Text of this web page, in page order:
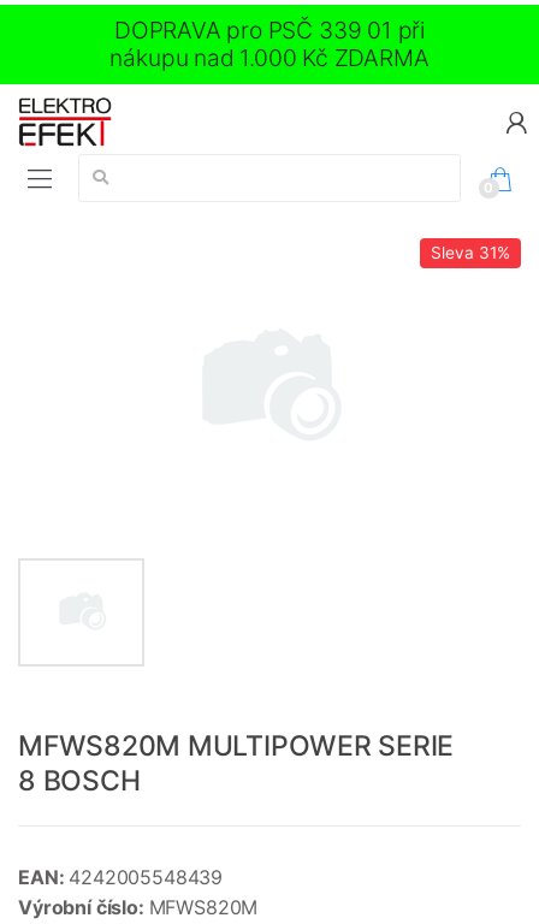
DOPRAVA pro PSČ 339 01 při
nákupu nad 1.000 Kč ZDARMA
Vyhledávání:
0
Sleva 31%
MFWS820M MULTIPOWER SERIE
8 BOSCH
EAN: 4242005548439
Výrobní číslo: MFWS820M